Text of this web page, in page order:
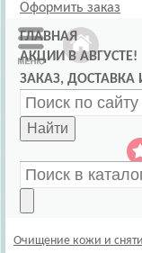
Оформить заказ
ГЛАВНАЯ
АКЦИИ В АВГУСТЕ!
ЗАКАЗ,
Найти
Очищение кожи и